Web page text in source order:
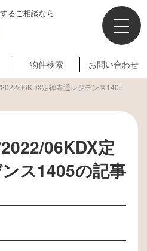
るご相談なら
物件検索 お問い合わせ
06KDX定禅寺通レジデンス1405
06KDX定
ス1405の記事